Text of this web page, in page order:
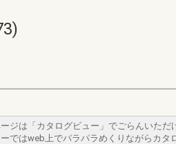
ジは「カタログビュー」でごらんいただ
ではweb上でパラパラめくりながらカタ